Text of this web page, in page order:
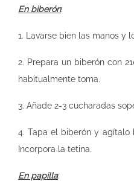
En biberón:
1. Lavarse bien las manos y
2. Prepara un biberón con
habitualmente toma.
3. Añade 2-3 cucharadas
4. Tapa el biberón y agítalo
Incorpora la tetina.
En papilla: